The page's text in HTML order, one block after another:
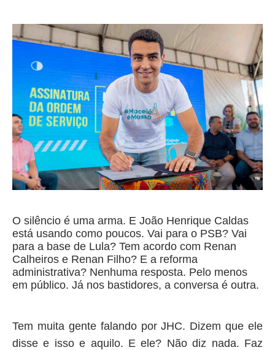
O silêncio é uma arma. E João Henrique Caldas
está usando como poucos. Vai para o PSB? Vai
para a base de Lula? Tem acordo com Renan
Calheiros e Renan Filho? E a reforma
administrativa? Nenhuma resposta. Pelo menos
em público. Já nos bastidores, a conversa é outra.
Tem muita gente falando por JHC. Dizem que ele
disse e isso e aquilo. E ele? Não diz nada. Faz